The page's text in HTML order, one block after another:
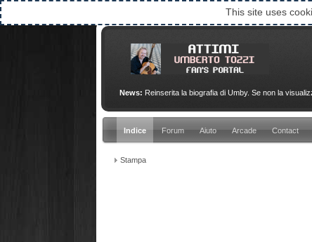
News: Reinserita la biografia di Umby. Se non la
Indice Forum Aiuto Arcade Contact
Stampa
This site uses